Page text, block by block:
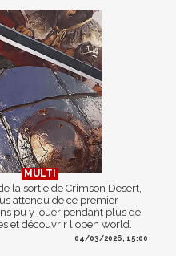
la sortie de Crimson Desert,
attendu de ce premier
pu y jouer pendant plus de
et découvrir l'open world.
04/03/2026, 15:00